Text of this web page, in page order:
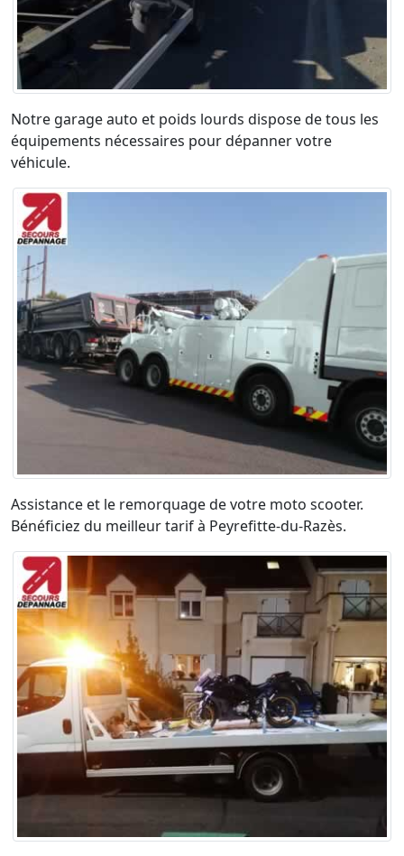
Notre garage auto et poids lourds dispose de tous les
équipements nécessaires pour dépanner votre
véhicule.
Assistance et le remorquage de votre moto scooter.
Bénéficiez du meilleur tarif à Peyrefitte-du-Razès.